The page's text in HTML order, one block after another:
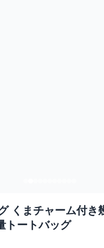
くまチャーム付き
トートバッグ